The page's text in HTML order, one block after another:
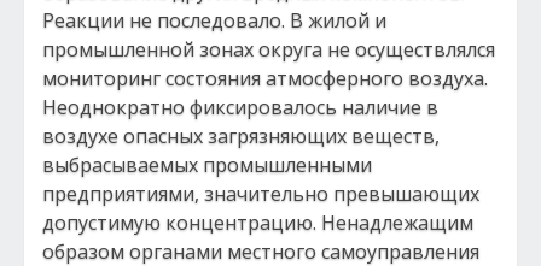
Реакции не последовало. В жилой и
промышленной зонах округа не осуществлялся
мониторинг состояния атмосферного воздуха.
Неоднократно фиксировалось наличие в
воздухе опасных загрязняющих веществ,
выбрасываемых промышленными
предприятиями, значительно превышающих
допустимую концентрацию. Ненадлежащим
образом органами местного самоуправления